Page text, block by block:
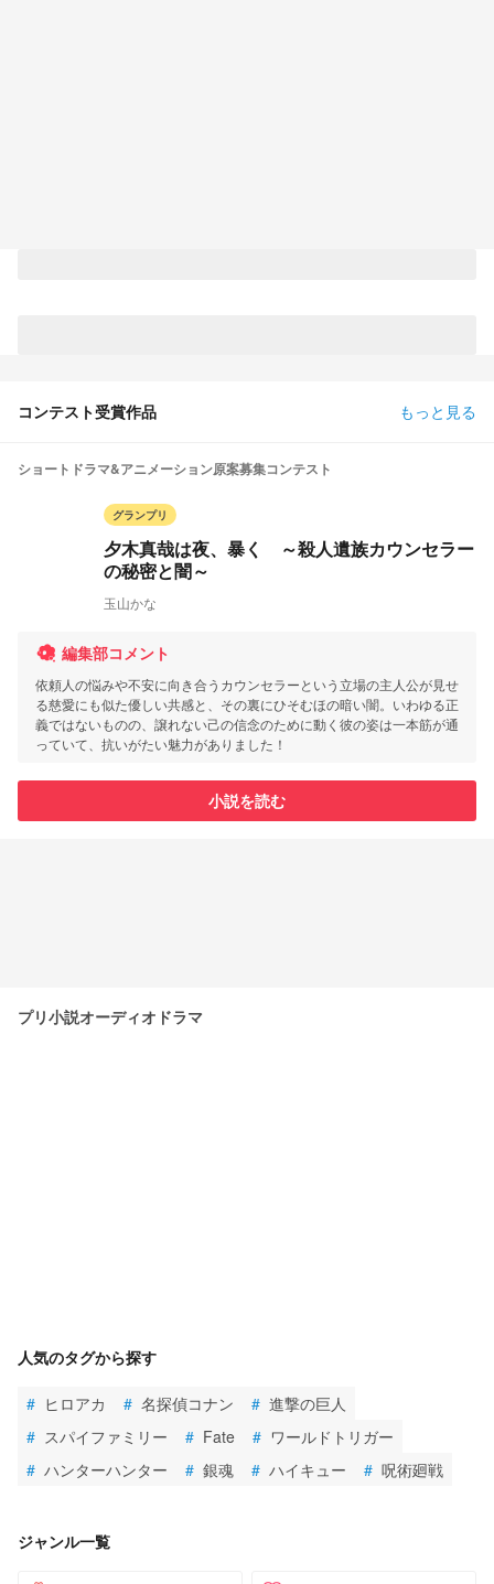
コンテスト受賞作品 もっと見る
ショートドラマ&アニメーション原案募集コンテスト
グランプリ
夕木真哉は夜、暴く ～殺人遺族カウンセラー
の秘密と闇～
玉山かな
編集部コメント
依頼人の悩みや不安に向き合うカウンセラーという立場の主人公が見せ
る慈愛にも似た優しい共感と、その裏にひそむほの暗い闇。いわゆる正
義ではないものの、譲れない己の信念のために動く彼の姿は一本筋が通
っていて、抗いがたい魅力がありました！
小説を読む
プリ小説オーディオドラマ
人気のタグから探す
# ヒロアカ # 名探偵コナン # 進撃の巨人
# スパイファミリー # Fate # ワールドトリガー
# ハンターハンター # 銀魂 # ハイキュー # 呪術廻戦
ジャンル一覧